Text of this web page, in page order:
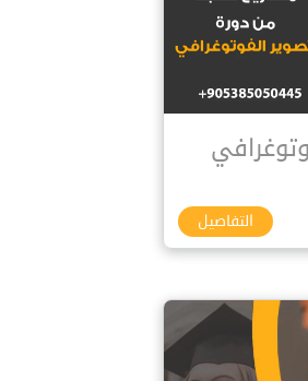
التفاصيل